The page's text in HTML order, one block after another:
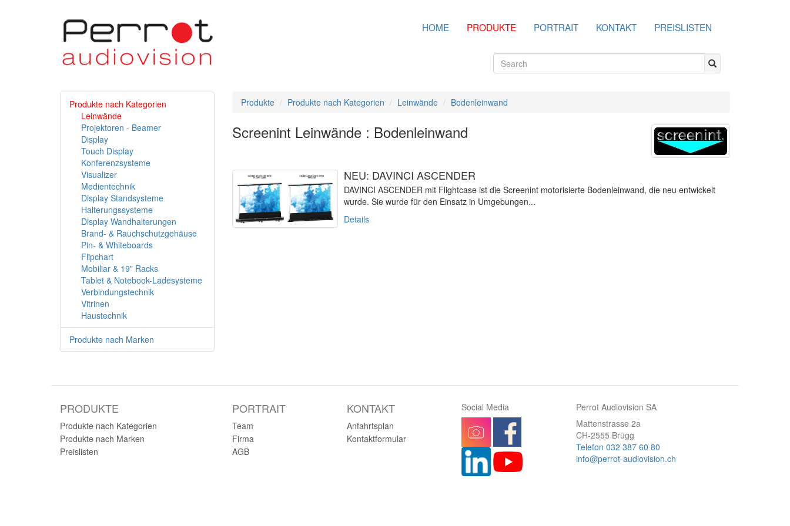
HOME PRODUKTE PORTRAIT KONTAKT PREISLISTEN
Produkte nach Kategorien
Leinwände
Projektoren - Beamer
Display
Touch Display
Konferenzsysteme
Visualizer
Medientechnik
Display Standsysteme
Halterungssysteme
Display Wandhalterungen
Brand- & Rauchschutzgehäuse
Pin- & Whiteboards
Flipchart
Mobiliar & 19" Racks
Tablet & Notebook-Ladesysteme
Verbindungstechnik
Vitrinen
Haustechnik
Produkte nach Marken
Produkte Produkte nach Kategorien Leinwände Bodenleinwand
Screenint Leinwände : Bodenleinwand
NEU: DAVINCI ASCENDER
DAVINCI ASCENDER mit Flightcase ist die Screenint motorisierte Bodenleinwand, die neu entwickelt
wurde. Sie wurde für den Einsatz in Umgebungen...
Details
PRODUKTE
Produkte nach Kategorien
Produkte nach Marken
Preislisten
PORTRAIT
Team
Firma
AGB
KONTAKT
Anfahrtsplan
Kontaktformular
Social Media
Perrot Audiovision SA
Mattenstrasse 2a
CH-2555 Brügg
Telefon 032 387 60 80
info@perrot-audiovision.ch